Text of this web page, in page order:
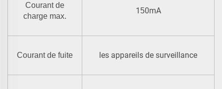
Courant de
charge max.
1 50mA
Courant de fuite les appareils de surveillance